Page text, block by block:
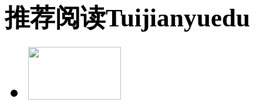
推荐阅读Tuijianyuedu